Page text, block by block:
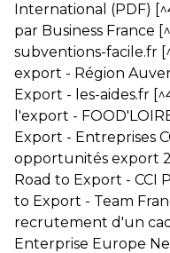
International (PDF)
par Business France
subventions-facile.fr
export - Région
Export - les-aides.fr
l'export -
Export - Entreprises
opportunités export
Road to Export - CCI
to Export - Team
recrutement d'un
Enterprise Europe